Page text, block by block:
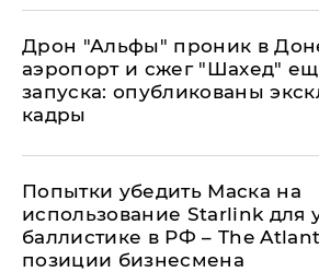
Дрон "Альфы" проник в
аэропорт и сжег "Шахед"
запуска: опубликованы
кадры
Попытки убедить Маска на
использование Starlink для
баллистике в РФ – The
позиции бизнесмена